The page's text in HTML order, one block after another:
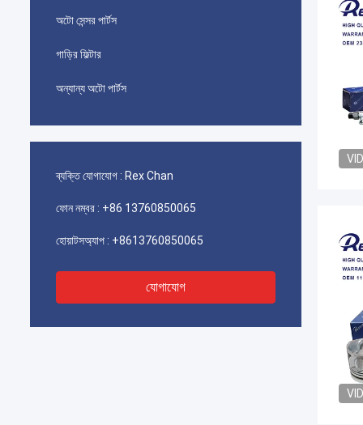
অটো সেন্সর পার্টস
গাড়ির ফিল্টার
অন্যান্য অটো পার্টস
ব্যক্তি যোগাযোগ : Rex Chan
ফোন নম্বর : +86 13760850065
হোয়াটসঅ্যাপ : +8613760850065
যোগাযোগ